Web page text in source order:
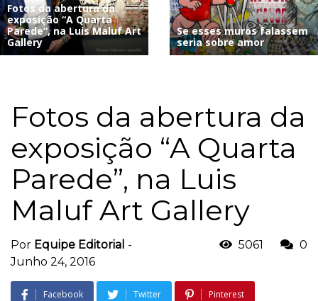
Fotos da abertura da
exposição “A Quarta
Parede”, na Luis Maluf Art
Gallery
Se esses muros falassem
seria sobre amor
Fotos da abertura da
exposição “A Quarta
Parede”, na Luis
Maluf Art Gallery
Por Equipe Editorial -
Junho 24, 2016
5061 0
Facebook Twitter Pinterest